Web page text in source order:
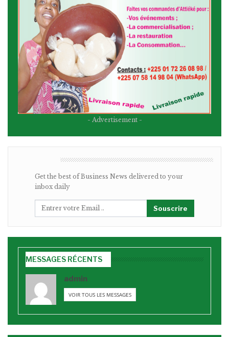
- Advertisement -
Get the best of Business News delivered to your
inbox daily
Souscrire
MESSAGES RÉCENTS
admin
VOIR TOUS LES MESSAGES